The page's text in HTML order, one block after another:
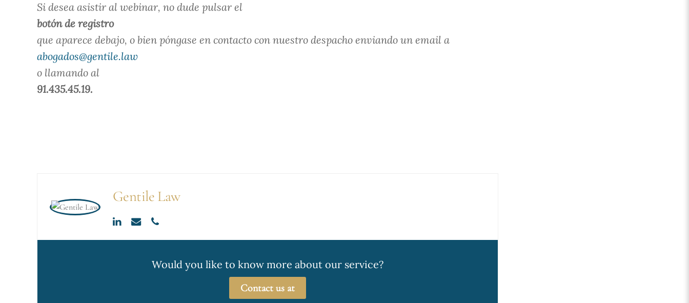
Si desea asistir al webinar, no dude pulsar el
botón de registro
que aparece debajo, o bien póngase en contacto con nuestro despacho enviando un email a
abogados@gentile.law
o llamando al
91.435.45.19.
Gentile Law
Would you like to know more about our service?
Contact us at